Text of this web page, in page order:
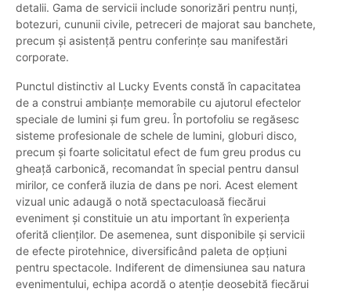
detalii. Gama de servicii include sonorizări pentru nunți,
botezuri, cununii civile, petreceri de majorat sau banchete,
precum și asistență pentru conferințe sau manifestări
corporate.
Punctul distinctiv al Lucky Events constă în capacitatea
de a construi ambianțe memorabile cu ajutorul efectelor
speciale de lumini și fum greu. În portofoliu se regăsesc
sisteme profesionale de schele de lumini, globuri disco,
precum și foarte solicitatul efect de fum greu produs cu
gheață carbonică, recomandat în special pentru dansul
mirilor, ce conferă iluzia de dans pe nori. Acest element
vizual unic adaugă o notă spectaculoasă fiecărui
eveniment și constituie un atu important în experiența
oferită clienților. De asemenea, sunt disponibile și servicii
de efecte pirotehnice, diversificând paleta de opțiuni
pentru spectacole. Indiferent de dimensiunea sau natura
evenimentului, echipa acordă o atenție deosebită fiecărui